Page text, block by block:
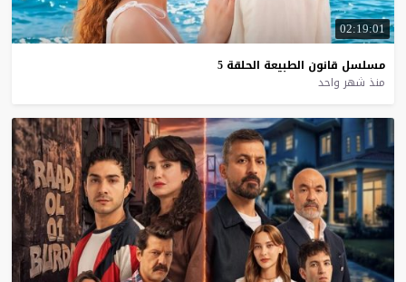
02:19:01
مسلسل قانون الطبيعة الحلقة 5
منذ شهر واحد